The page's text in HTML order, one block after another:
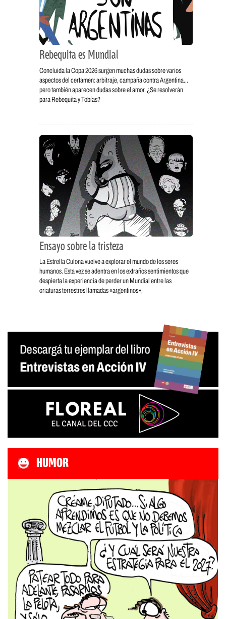
Rebequita es Mundial
Concluida la Copa 2026 surgen muchas dudas sobre varios
aspectos del certamen: arbitraje, campaña contra Argentina…
pero también aparecen dudas sobre el amor. ¿Se resolverán
para Rebequita y Tobías?
Ensayo sobre la tristeza
La Estrella Culona vuelve a explorar el mundo de los seres
humanos. Esta vez se adentra en los extraños sentimientos que
despierta la experiencia de perder un Mundial entre las
criaturas terrestres llamadas «argentinos»,
HUMOR